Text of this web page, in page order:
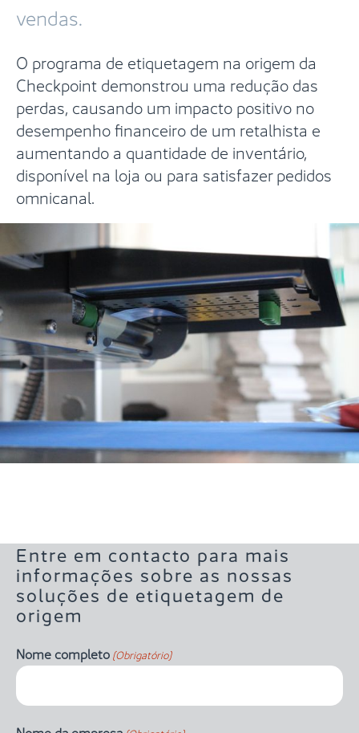
vendas.
O programa de etiquetagem na origem da
Checkpoint demonstrou uma redução das
perdas, causando um impacto positivo no
desempenho financeiro de um retalhista e
aumentando a quantidade de inventário,
disponível na loja ou para satisfazer pedidos
omnicanal.
Entre em contacto para mais
informações sobre as nossas
soluções de etiquetagem de
origem
Nome completo(Obrigatório)